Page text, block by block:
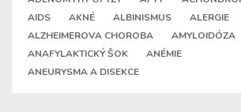
AIDS
AKNÉ ALBINISMUS ALERGIE
ALZHEIMEROVA CHOROBA
AMYLOIDÓZA
ANAFYLAKTICKÝ ŠOK
ANÉMIE
ANEURYSMA A DISEKCE